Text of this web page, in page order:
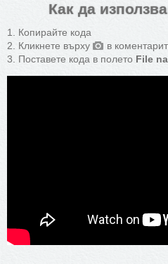
Как да
Копирайте кода
Кликнете върху
в
Поставете кода в полето File